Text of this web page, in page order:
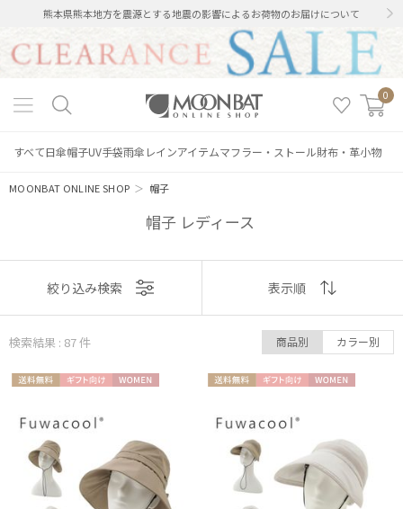
熊本県熊本地方を震源とする地震の影響によるお荷物のお届けについて
0
すべて日傘帽子UV手袋雨傘 レインアイテムマフラー・ストール財布・革小物
MOONBAT ONLINE SHOP ＞ 帽子
帽子 レディース
表示
おすすめ
価格の高い
順
価格の低い
順
絞り込み検索 表示順
検索結果 : 87件 商品別 カラー別
料
料